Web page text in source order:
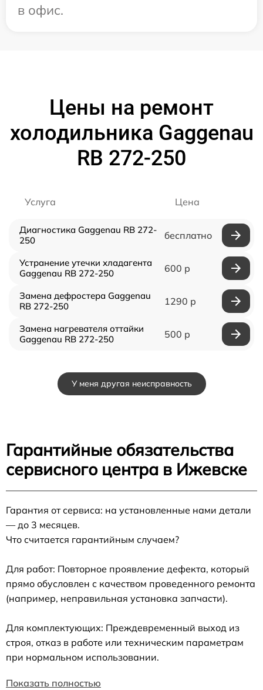
в офис.
Цены на ремонт
холодильника Gaggenau
RB 272-250
Услуга Цена
Диагностика Gaggenau RB 272-
250
бесплатно
Устранение утечки хладагента
Gaggenau RB 272-250
600 р
Замена дефростера Gaggenau
RB 272-250
1290 р
Замена нагревателя оттайки
Gaggenau RB 272-250
500 р
У меня другая неисправность
Гарантийные обязательства
сервисного центра в Ижевске
Гарантия от сервиса: на установленные нами детали
— до 3 месяцев.
Что считается гарантийным случаем?
Для работ: Повторное проявление дефекта, который
прямо обусловлен с качеством проведенного ремонта
(например, неправильная установка запчасти).
Для комплектующих: Преждевременный выход из
строя, отказ в работе или техническим параметрам
при нормальном использовании.
Показать полностью